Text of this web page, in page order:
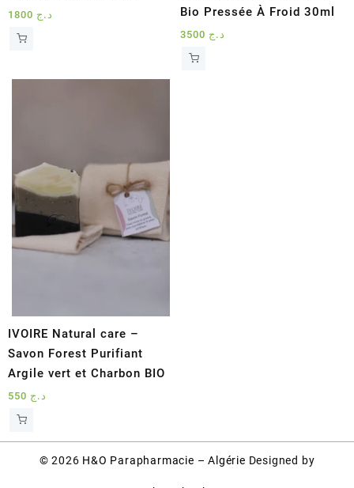
د.ج
Bio Pressée À Froid 30ml
د.ج
IVOIRE Natural care –
Savon Forest Purifiant
Argile vert et Charbon BIO
د.ج
© 2026 H&O Parapharmacie – Algérie Designed by